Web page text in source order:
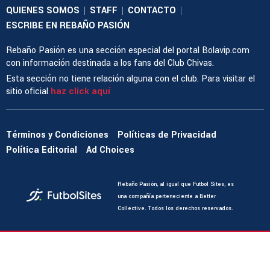
QUIENES SOMOS | STAFF | CONTACTO |
ESCRIBE EN REBAÑO PASIÓN
Rebaño Pasión es una sección especial del portal Bolavip.com
con información destinada a los fans del Club Chivas.
Esta sección no tiene relación alguna con el club. Para visitar el
sitio oficial haz click aquí
Términos y Condiciones
Políticas de Privacidad
Política Editorial
Ad Choices
Rebaño Pasión, al igual que Futbol Sites, es
una compañía perteneciente a Better
Collective. Todos los derechos reservados.